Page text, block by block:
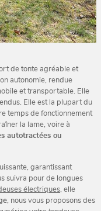
de tonte agréable et
autonomie, rendue
et transportable. Elle
Elle est la plupart du
temps de fonctionnement
la lame, voire à
autotractées ou
garantissant
suivra pour de longues
électriques , elle
, nous vous proposons des